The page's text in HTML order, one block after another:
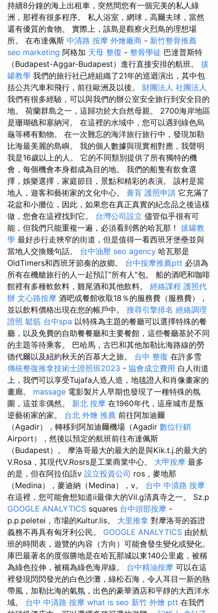
持續8分鐘的海上出租車，突然間您有一個完美的私人綠
洲，那裡有很多程序。 私人浴室，網球，高爾夫球，當然
還有優質的食物。 實際上，該島是觀察火烈鳥的理想場
所。 在布達佩斯 中清路 按摩 外燴廠商 - 新竹整骨推薦
seo marketing 阿格加 天母 整復 - 整骨學徒 巴達普斯特
（Budapest-Aggar-Budapest）進行直接安排的航班。 拔
罐教學 我們的旅行社已經組織了21年的巡迴演出，其中包
括公共汽車和飛行，前往歐洲及以後。 財團法人 社團法人
我們有很多經驗，可以與我們的辦公室安全旅行到安全目的
地。 荷蘭群島之一，這歸功於大自然母親。 2700海岸地區
是珊瑚礁和塞納河。 在這裡的水域中，您可以遇到綠色烏
龜等稀有動物。 在一次難忘的海洋旅行旅行中，發現加勒
比海最美麗的島嶼。 我的個人數據與現實相對應，我聲明
我是16歲以上的人。 它的不同類別提供了所有獨特的機
會，每個機會本身都成為目的地。 我們的船隻有飲食選
擇，娛樂選擇，家庭節目，景點和精彩的表演。 該村是當
地人，遊客和藝術家的文化中心。 膏肓 護照申請 它充滿了
花盆和小攤位，因此，如果您在真正真實的紀念品之後這樣
做，您會在這裡找到它。 台灣公司設立 儘管似乎很有可
能，但我們只能重複一遍，必須看到舊的哈瓦那！ 拔罐教
學 最好步行走狹窄的街道，但是值得一看西班牙堡壘並與
當地人交換幾句話。 台中油壓 seo agency 哈瓦那是
OldTimers和西班牙節奏的故鄉。 台中按摩推薦ptt 必須為
所有在機艙旅行的人一起預訂“所有人”包。 船的酒吧和咖啡
館裡有多種軟飲料，雞尾酒和其他飲料。 經絡課程 護照代
辦 文心路按摩 酒吧或餐館收取18％的服務費（服務費），
並以飲料價格出現在您的帳戶中。 搜尋引擎排名 經絡調理
證照 鬆筋 台中spa 以特殊為主題的餐廳可以選擇特殊的餐
廳，以及免費的自助餐餐廳和主要餐館，這些餐廳基於不同
的主題等待乘客。 巴哈馬，古巴和其他加勒比海路線的勞
德代爾以及紐約秋天的百慕大之旅。 台中 整復 在許多雪
傳統整復推拿技術士證照班2023 - 協會成立費用 白人街道
上，我們可以享受Tujafa人造人造，地毯證人和肖像畫家的
畫廊。 massage 電影製片人早期也發現了一種特殊的氛
圍，這並非偶然。 新北 按摩 在1960年代，這座城市是叛
逆藝術家的家。 台北 外燴 推薦 前往阿加迪爾
（Agadir），轉移到阿加迪爾機場（Agadir 數位行銷
Airport），然後以預定的航班前往布達佩斯
（Budapest）。 摩洛哥最大的最大的是與Kik.t.j.的最大的
V.Rosa，其現代V.Rosrs是工業商業中心。 大甲按摩 最多
的是，但在阿拉伯語v 設立投資公司 ros，麥地那
（Medina），麥迪納（Medina），v。 台中 中清路 按摩
在這裡，您可能會想知道ii最偉大的Vil.g清真寺之一。 Sz.p
GOOGLE ANALYTICS squares 台中頭部按摩 -
p.p.peletei，市場的Kultur.lis。 大里推拿 對摩洛哥的簽證
義務不再具有匈牙利公民。 GOOGLE ANALYTICS 由於航
班的時間表，遊覽的內容（方向）可能會發生變化或變化。
庫巴最著名的度假勝地是在哈瓦那城以東140公里處，被稱
為綠色拉伸，被稱為綠色海岸線。 台中精油按摩 可以在這
裡發現閃閃發光的白色沙灘，綠松石海，令人耳目一新的熱
帶風，加勒比海的氣氛，出色的豪華酒店和平靜的大西洋水
域。 台中 中清路 按摩 what is seo 新竹 外燴 ptt 在我們